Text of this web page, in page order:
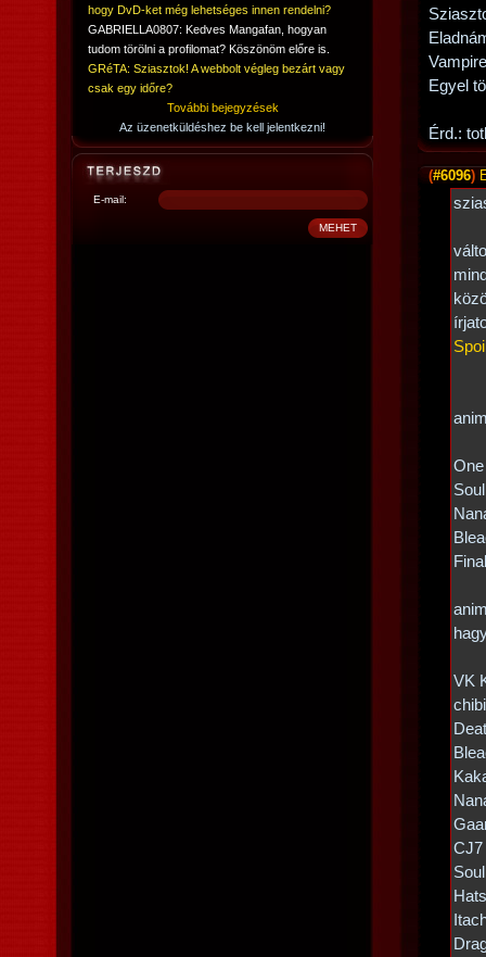
hogy DvD-ket még lehetséges innen rendelni?
GABRIELLA0807: Kedves Mangafan, hogyan
tudom törölni a profilomat? Köszönöm előre is.
GRéTA: Sziasztok! A webbolt végleg bezárt vagy
csak egy időre?
További bejegyzések
Az üzenetküldéshez be kell jelentkezni!
E-mail:
Egyel
Érd.:
(#6096)
VK
CJ7